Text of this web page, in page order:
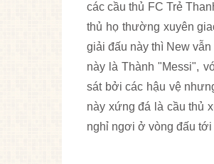
các cầu thủ FC Trẻ
thủ họ thường xuyên
giải đấu này thì New
này là Thành "Messi",
sát bởi các hậu vệ
này xứng đá là cầu thủ
nghỉ ngơi ở vòng đấu tới